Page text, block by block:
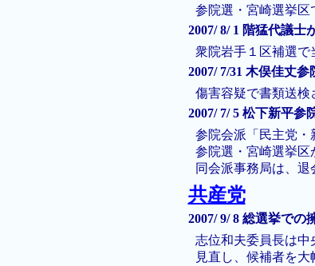
参院選・宮崎選挙区
2007/ 8/ 1 階猛代議士
衆院岩手１区補選で
2007/ 7/31 木俣佳丈
傷害容疑で書類送検
2007/ 7/ 5 松下新平参
参院会派「民主党・
参院選・宮崎選挙区
同会派事務局は、退
共産党
2007/ 9/ 8 総選挙での
志位和夫委員長は中
見直し、候補者を大